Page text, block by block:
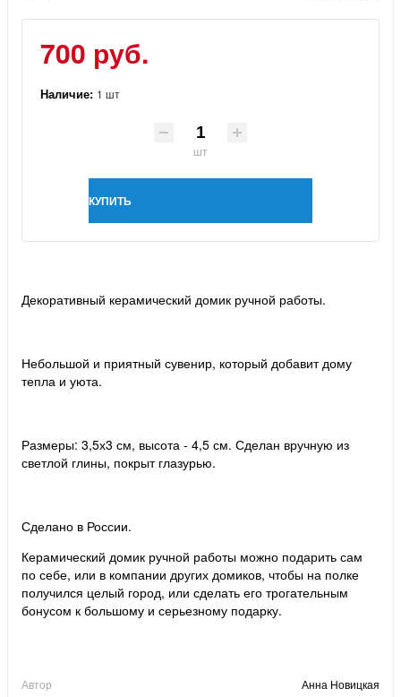
700 руб.
Наличие: 1 шт
шт
КУПИТЬ
Декоративный керамический домик ручной работы.
Небольшой и приятный сувенир, который добавит дому
тепла и уюта.
Размеры: 3,5х3 см, высота - 4,5 см. Сделан вручную из
светлой глины, покрыт глазурью.
Сделано в России.
Керамический домик ручной работы можно подарить сам
по себе, или в компании других домиков, чтобы на полке
получился целый город, или сделать его трогательным
бонусом к большому и серьезному подарку.
Автор Анна Новицкая